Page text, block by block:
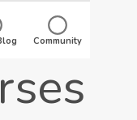
Community